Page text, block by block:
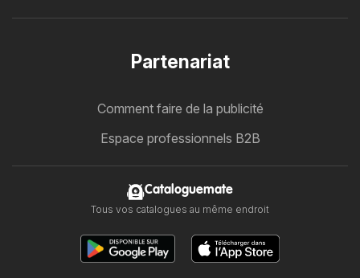
Partenariat
Comment faire de la publicité
Espace professionnels B2B
Cataloguemate
Tous vos catalogues au même endroit